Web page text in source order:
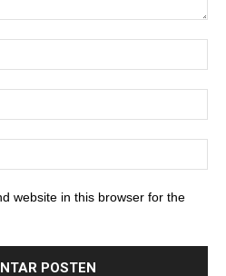
website in this browser for the